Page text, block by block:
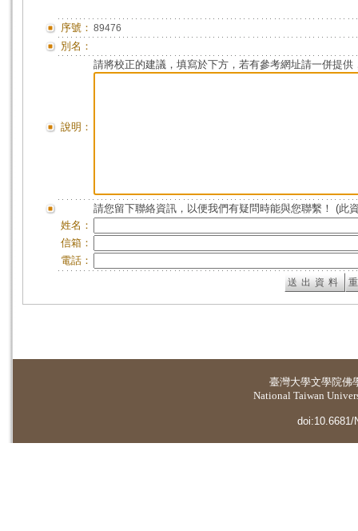
序號： 89476
別名：
說明：
請將校正的建議，填寫於下方，若有參考網址請一併提供
請您留下聯絡資訊，以便我們有疑問時能與您聯繫！ (此
姓名：
信箱：
電話：
臺灣大學文學院佛
National Taiwan
doi:10.6681/